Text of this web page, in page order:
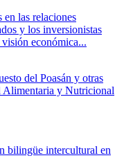
las relaciones
y los inversionistas
económica...
del Poasán y otras
Alimentaria y Nutricional
bilingüe intercultural en